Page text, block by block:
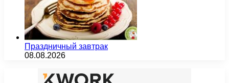
Праздничный завтрак
08.08.2026